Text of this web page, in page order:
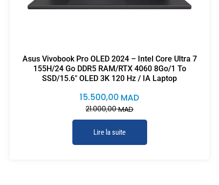
Asus Vivobook Pro OLED 2024 – Intel Core Ultra 7
155H/24 Go DDR5 RAM/RTX 4060 8Go/1 To
SSD/15.6″ OLED 3K 120 Hz / IA Laptop
21.000,00MAD
15.500,00 MAD
Lire la suite